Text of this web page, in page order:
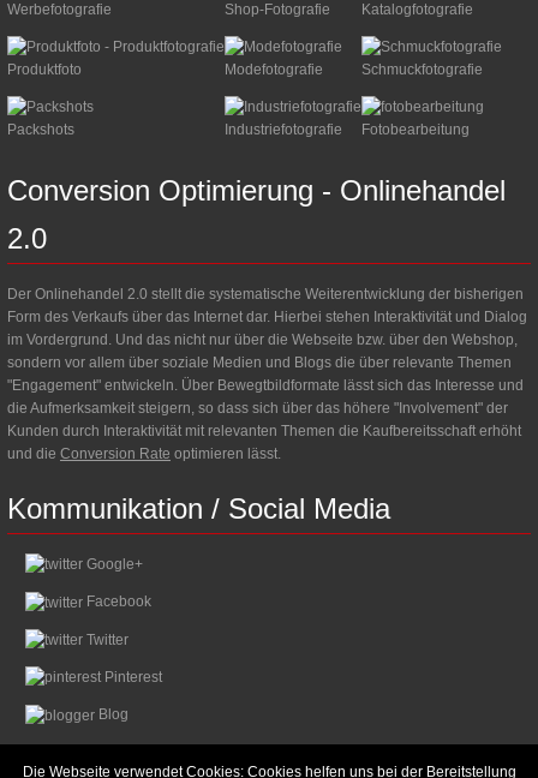
Werbefotografie Shop-Fotografie Katalogfotografie
Produktfoto Modefotografie Schmuckfotografie
Packshots Industriefotografie Fotobearbeitung
Conversion Optimierung - Onlinehandel
2.0
Der Onlinehandel 2.0 stellt die systematische Weiterentwicklung der bisherigen
Form des Verkaufs über das Internet dar. Hierbei stehen Interaktivität und Dialog
im Vordergrund. Und das nicht nur über die Webseite bzw. über den Webshop,
sondern vor allem über soziale Medien und Blogs die über relevante Themen
"Engagement" entwickeln. Über Bewegtbildformate lässt sich das Interesse und
die Aufmerksamkeit steigern, so dass sich über das höhere "Involvement" der
Kunden durch Interaktivität mit relevanten Themen die Kaufbereitsschaft erhöht
und die Conversion Rate optimieren lässt.
Kommunikation / Social Media
Google+
Facebook
Twitter
Pinterest
Blog
Die Webseite verwendet Cookies: Cookies helfen uns bei der Bereitstellung